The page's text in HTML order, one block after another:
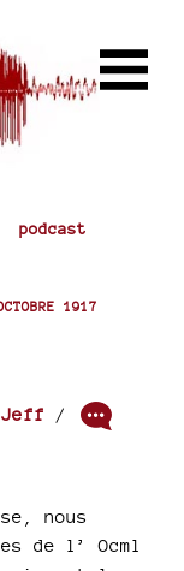
podcast
1917
Jeff /
nous
de l’ Ocml